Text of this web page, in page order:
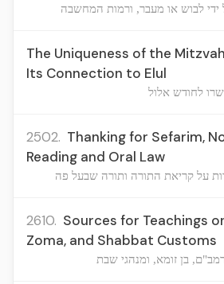
לבוש או מעבר, ורמות המחשבה
The Uniqueness of the
Its Connection to Elul
לחודש אלול
2502. Thanking for Sefarim,
Reading and Oral Law
על קריאת התורה ותורה שבעל פה
2610. Sources for Teachings
Zoma, and Shabbat Customs
בן זומא, ומנהגי שבת